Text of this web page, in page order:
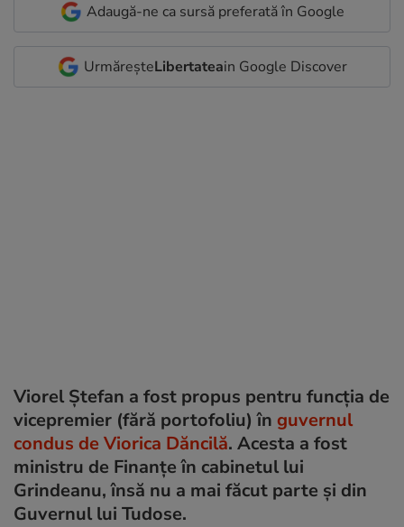
Adaugă-ne ca sursă preferată în Google
UrmăreșteLibertateain Google Discover
Viorel Ștefan a fost propus pentru funcția de
vicepremier (fără portofoliu) în guvernul
condus de Viorica Dăncilă. Acesta a fost
ministru de Finanțe în cabinetul lui
Grindeanu, însă nu a mai făcut parte și din
Guvernul lui Tudose.